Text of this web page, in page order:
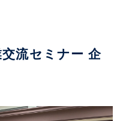
流セミナー 企